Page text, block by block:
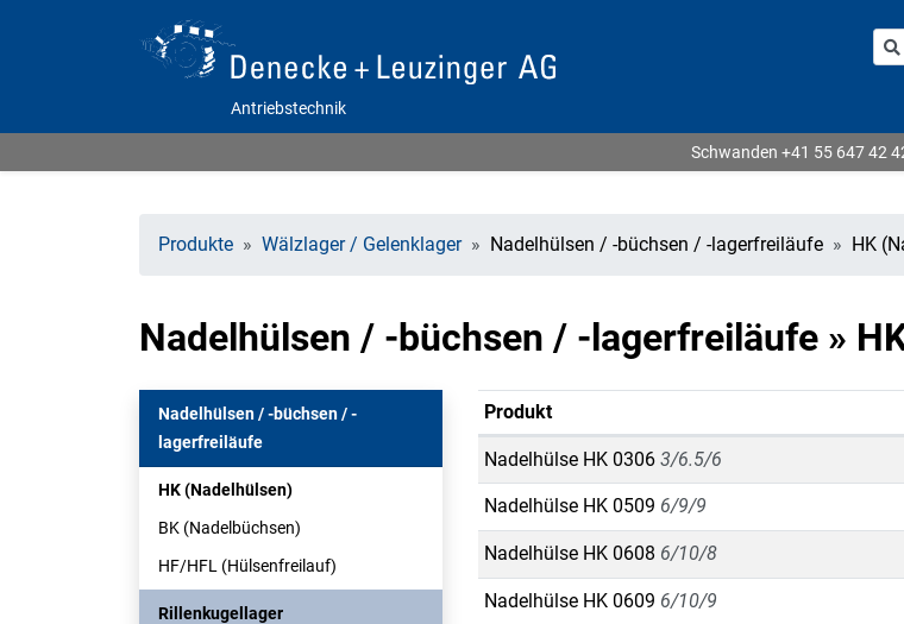
Antriebstechnik
Schwanden +41 55 647 42
Produkte Wälzlager / Gelenklager Nadelhülsen / -büchsen / -lagerfreiläufe HK
Nadelhülsen / -büchsen / -lagerfreiläufe »
Nadelhülsen / -büchsen / -
lagerfreiläufe
HK (Nadelhülsen)
BK (Nadelbüchsen)
HF/HFL (Hülsenfreilauf)
Rillenkugellager
Produkt
Nadelhülse HK 0306 3/6.5/6
Nadelhülse HK 0509 6/9/9
Nadelhülse HK 0608 6/10/8
Nadelhülse HK 0609 6/10/9